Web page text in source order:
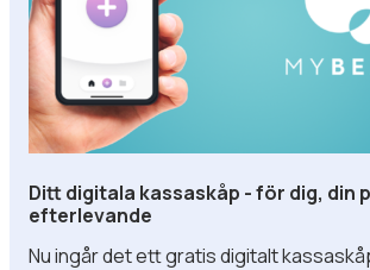
Ditt digitala kassaskåp - för dig, din
efterlevande
Nu ingår det ett gratis digitalt